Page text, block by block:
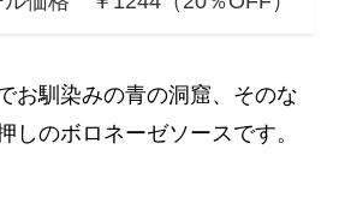
お馴染みの青の洞窟、そのな
しのボロネーゼソースです。